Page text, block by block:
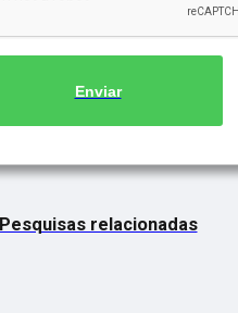
Enviar
Pesquisas relacionadas